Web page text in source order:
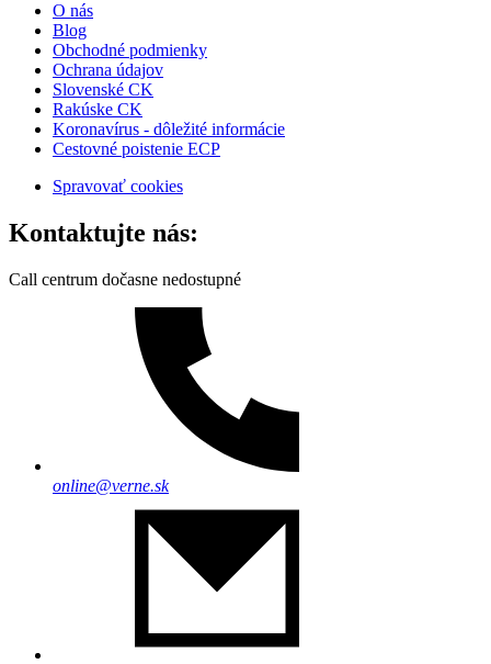
O nás
Blog
Obchodné podmienky
Ochrana údajov
Slovenské CK
Rakúske CK
Koronavírus - dôležité informácie
Cestovné poistenie ECP
Spravovať cookies
Kontaktujte nás:
Call centrum dočasne nedostupné
online@verne.sk